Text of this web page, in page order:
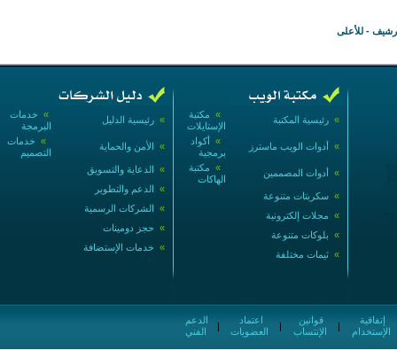
- للأعلى
» خدمات
البرمجة
» رئيسية الدليل
» خدمات
التصميم
» الأمن والحماية
» الدعاية والتسويق
» الدعم والتطوير
» الشركات الرسمية
» حجز دومينات
» خدمات الإستضافة
» مكتبة
الإستايلات
» رئيسية المكتبة
» أكواد
برمجية
» أدوات الويب ماسترز
» مكتبة
الهاكات
» أدوات المصممين
» سكربتات متنوعة
» مجلات إلكترونية
» بلوكات متنوعة
» ثيمات مختلفة
الفني
|
العضويات
|
الإنتساب
|
الإستخدام